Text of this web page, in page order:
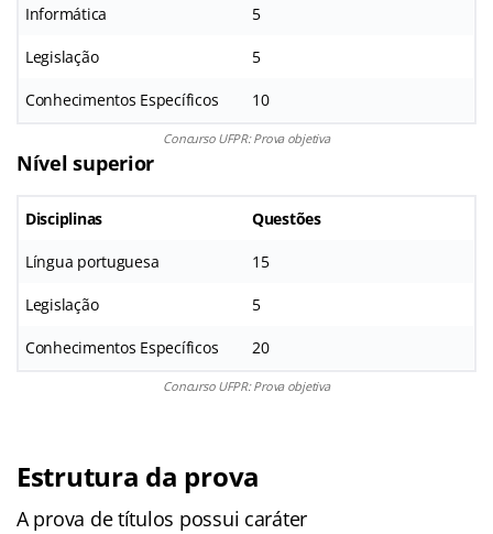
Informática 5
Legislação 5
Conhecimentos Específicos 10
Concurso UFPR: Prova objetiva
Nível superior
Disciplinas Questões
Língua portuguesa 15
Legislação 5
Conhecimentos Específicos 20
Concurso UFPR: Prova objetiva
Estrutura da prova
A prova de títulos possui caráter